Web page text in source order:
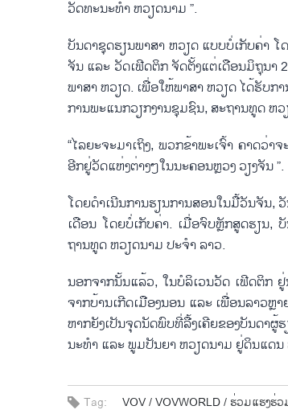
ວັດ​ທະ​ນະ​ທຳ ຫວຽດ​ນາມ ”.
ບັນ​ດາ​ຊຸດ​ຮຽນ​ພາ​ສາ ຫວຽດ ແບບ​ບໍ່​ເກັບ​ຄ່າ
ຈັນ ແລະ ວັດ​ເຟີດ​ຕິກ ຈັດ​ຕັ້ງແຕ່​ເດືອນ​ມິ​ຖຸ​ນ
ພາ​ສາ ຫວຽດ. ເພື່ອ​ໃຫ້​ພາ​ສາ ຫວຽດ​ ໄດ້​ຮັບ​
ການ​ພະ​ແນກວຽກ​ງານ​ຊຸມ​ຊົນ, ສະ​ຖານ​ທູດ ຫ
“ໄລ​ຍະ​ຈະ​ມາ​ເຖິງ, ພວ​ກ​ຂ້າ​ພະ​ເຈົ້າ ຄາດ​ວ່
ອີກຢູ່​ວັດ​ແຫ່ງ​ຕ່​າງໆ​ໃນ​ນະ​ຄອນຫຼວງ ວຽງ​ຈັນ ”.
ໂດຍດຳ​ເນີນ​ການຮຽນການສອນ​ໃນ​ມື້​ວັນ​ຈັນ,
ເດືອນ ໂດຍ​ບໍ່​ເກັບ​ຄ່າ. ເມື່ອຈົບ​ຫຼັກ​ສູດ​ຮຽນ,
ຖານ​ທູດ ຫວຽດ​ນາມ ປະ​ຈຳ ລາວ.
ນອກ​ຈາກ​ນັ້ນ​ແລ້ວ, ໃນ​ບໍ​ລິ​ເວນ​ວັດ ເຟີດ​ຕິກ
ຈາກ​ບ້ານ​ເກີດ​ເມືອງນອນ ແລະ ເພື່ອນ​ລາວ
ຫາກ​ຍັງ​ເປັນ​ຈຸດ​ນັດ​ພົບ​ທີ່ລື້ງ​ເຄີຍ​ຂອງ​ບັນ​ດາຜູ້
ນະ​ທຳ ແລະ ພູມ​ປັນ​ຍາ ຫວຽດ​ນາມ ຢູ່​ດິນ​ແດນ
Tag: VOV /VOVWORLD /ຮ່ວມ​ແຮງ​ຮ່